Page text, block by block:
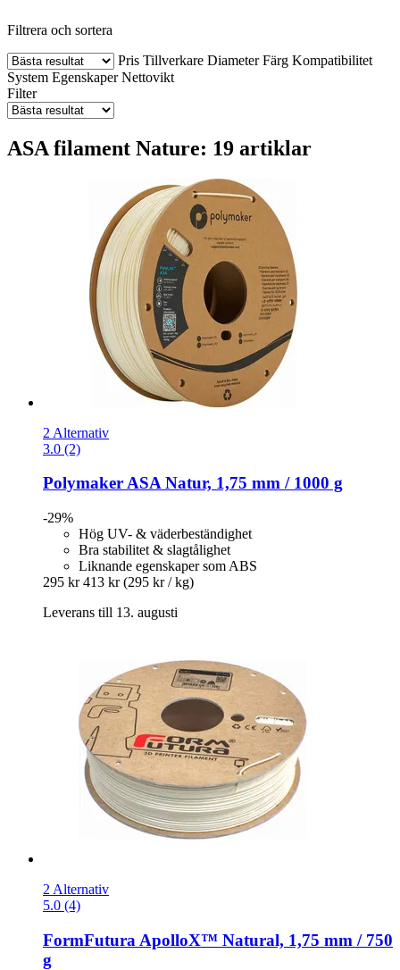
Filtrera och sortera
Pris Tillverkare Diameter Färg Kompatibilitet
System Egenskaper Nettovikt
Filter
ASA filament Nature: 19 artiklar
2 Alternativ
3.0 (2)
PolymakerASA Natur, 1,75 mm / 1000 g
-29%
Hög UV- & väderbeständighet
Bra stabilitet & slagtålighet
Liknande egenskaper som ABS
295 kr 413 kr (295 kr / kg)
Leverans till 13. augusti
2 Alternativ
5.0 (4)
FormFutura ApolloX™ Natural, 1,75 mm / 750
g